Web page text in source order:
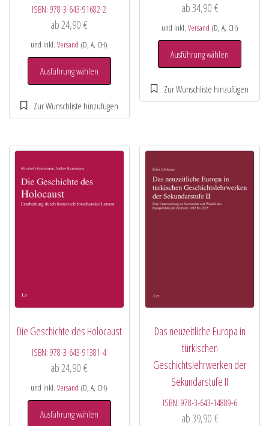
ISBN:978-3-643-91682-2
ab24,90€
und inkl.Versand (D, A, CH)
Ausführung wählen
ab34,90 €
und inkl. Versand (D, A, CH)
Ausführung wählen
Die Geschichte des Holocaust
ISBN:978-3-643-91381-4
ab 24,90€
und inkl.Versand (D, A, CH)
Ausführung wählen
Das neuzeitliche Europa in
türkischen
Geschichtslehrwerken der
Sekundarstufe II
ISBN: 978-3-643-14889-6
ab39,90 €